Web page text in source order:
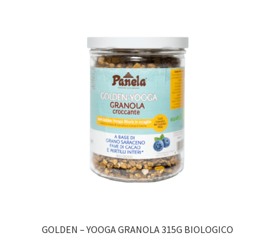
GOLDEN – YOOGA GRANOLA 315G BIOLOGICO